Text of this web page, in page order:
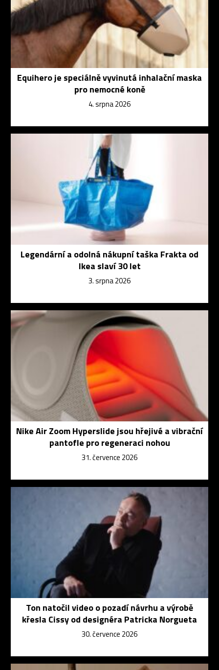
Equihero je speciálně vyvinutá inhalační maska
pro nemocné koně
4. srpna 2026
Legendární a odolná nákupní taška Frakta od
Ikea slaví 30 let
3. srpna 2026
Nike Air Zoom Hyperslide jsou hřejivé a vibrační
pantofle pro regeneraci nohou
31. července 2026
Ton natočil video o pozadí návrhu a výrobě
křesla Cissy od designéra Patricka Norgueta
30. července 2026